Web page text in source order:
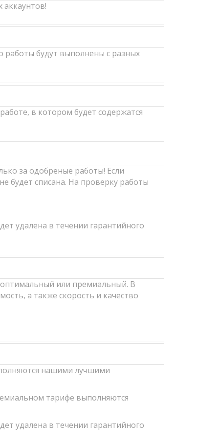
работы будут выполнены с разных
в котором будет содержатся
за одобреные работы! Если
будет списана. На проверку работы
удалена в течении гарантийного
или премиальный. В
а также скорость и качество
нашими лучшими
тарифе выполняются
удалена в течении гарантийного